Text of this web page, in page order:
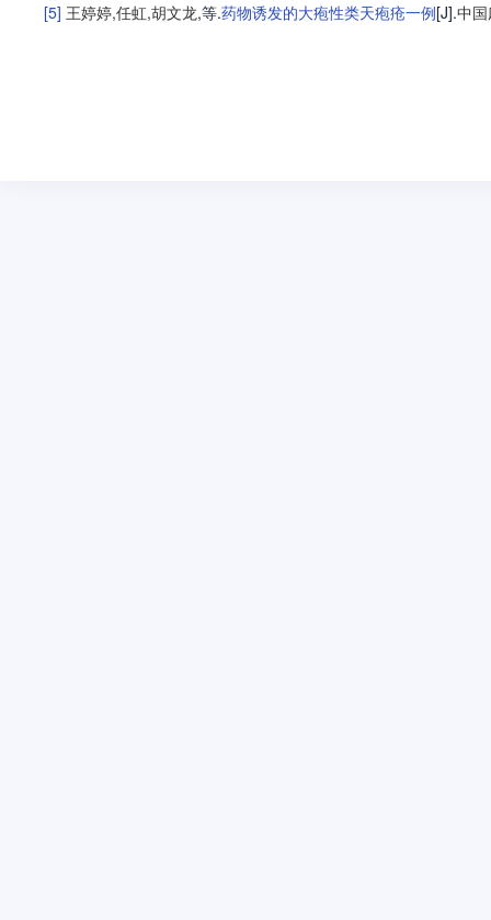
[5] 王婷婷,任虹,胡文龙,等.药物诱发的大疱性类天疱疮一例[J].中